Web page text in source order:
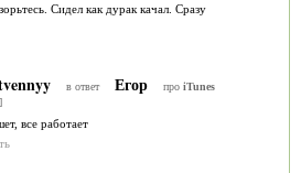
Сидел как дурак качал. Сразу
в ответ Егор про iTunes
все работает